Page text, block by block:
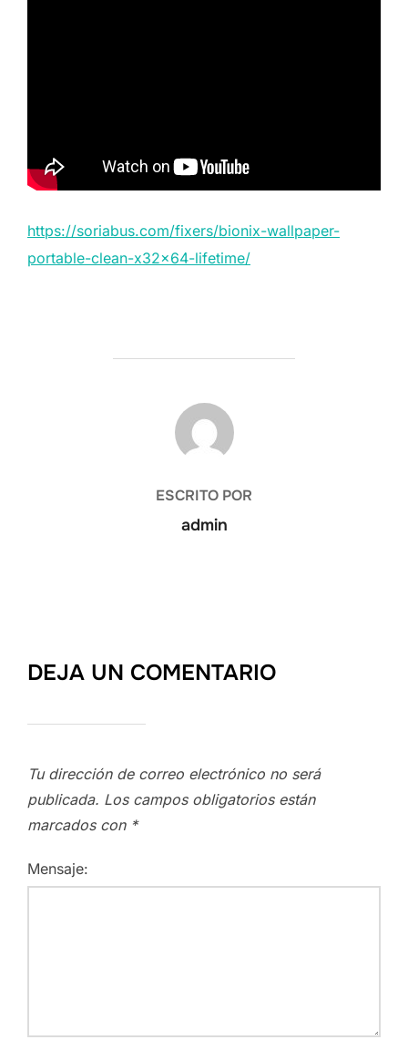
https://soriabus.com/fixers/bionix-wallpaper-
portable-clean-x32x64-lifetime/
AUTOR DE LA PUBLICACIÓN
ESCRITO POR
admin
DEJA UN COMENTARIO
Tu dirección de correo electrónico no será
publicada. Los campos obligatorios están
marcados con *
Mensaje: